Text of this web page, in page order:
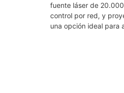
fuente láser de
control por red, y
una opción ideal para